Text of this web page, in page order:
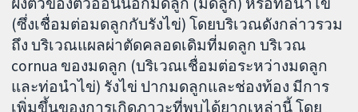
(ซึ่งเชื่อมต่อมดลูกกับรังไข่) โดยบริเวณดังกล่าวรวม
ถึง บริเวณแผลผ่าตัดคลอดเดิมที่มดลูก บริเวณ
cornua ของมดลูก (บริเวณเชื่อมต่อระหว่างมดลูก
และท่อนำไข่) รังไข่ ปากมดลูกและช่องท้อง มีการ
เพิ่มขึ้นของการเกิดภาวะที่พบได้ยากเหล่านี้ โดย